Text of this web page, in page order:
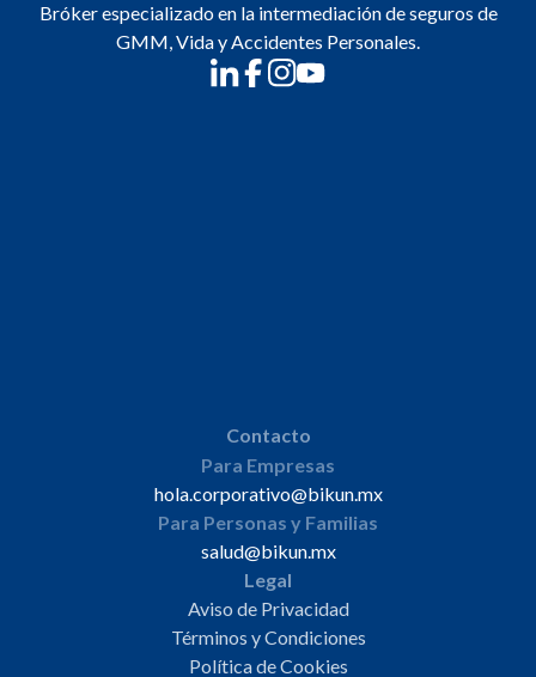
Bróker especializado en la intermediación de seguros de
GMM, Vida y Accidentes Personales.
Contacto
Para Empresas
hola.corporativo@bikun.mx
Para Personas y Familias
salud@bikun.mx
Legal
Aviso de Privacidad
Términos y Condiciones
Política de Cookies